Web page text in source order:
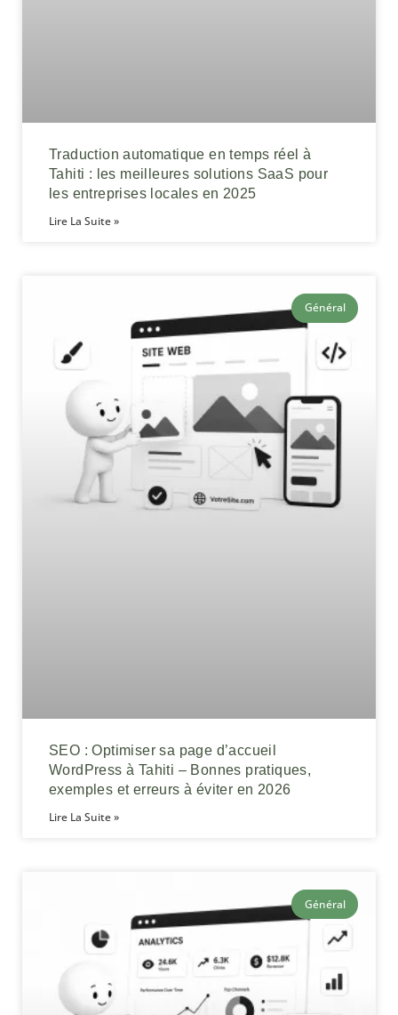
Traduction automatique en temps réel à
Tahiti : les meilleures solutions SaaS pour
les entreprises locales en 2025
Lire La Suite »
Général
SEO : Optimiser sa page d’accueil
WordPress à Tahiti – Bonnes pratiques,
exemples et erreurs à éviter en 2026
Lire La Suite »
Général